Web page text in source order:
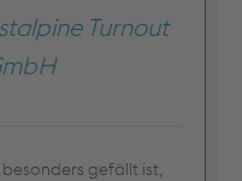
Turnout
gefällt ist,